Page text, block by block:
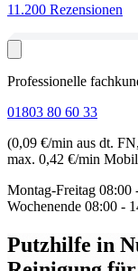
11.200 Rezensionen
Professionelle
01803 80 60 33
(0,09 €/min aus dt. FN,
max. 0,42 €/min
Montag-Freitag 08:00
Wochenende 08:00 -
Putzhilfe in